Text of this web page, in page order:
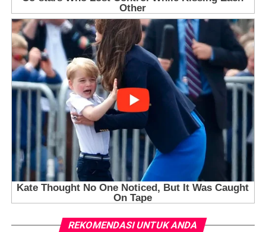
REKOMENDASI UNTUK ANDA